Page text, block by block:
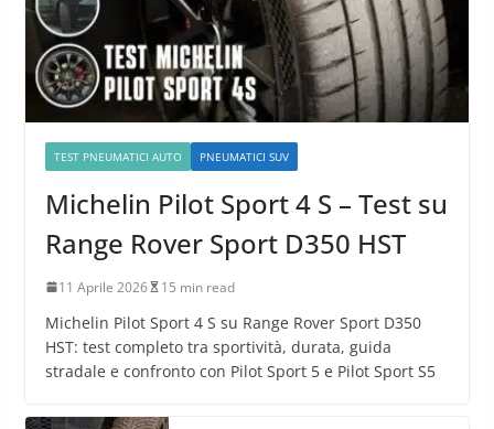
TEST PNEUMATICI AUTO PNEUMATICI SUV
Michelin Pilot Sport 4 S – Test su
Range Rover Sport D350 HST
11 Aprile 2026 15 min read
Michelin Pilot Sport 4 S su Range Rover Sport D350
HST: test completo tra sportività, durata, guida
stradale e confronto con Pilot Sport 5 e Pilot Sport S5